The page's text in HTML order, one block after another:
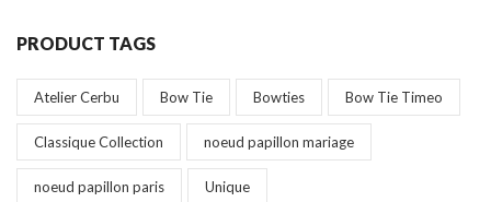
PRODUCT TAGS
Atelier Cerbu Bow Tie Bowties Bow Tie Timeo
Classique Collection noeud papillon mariage
noeud papillon paris Unique